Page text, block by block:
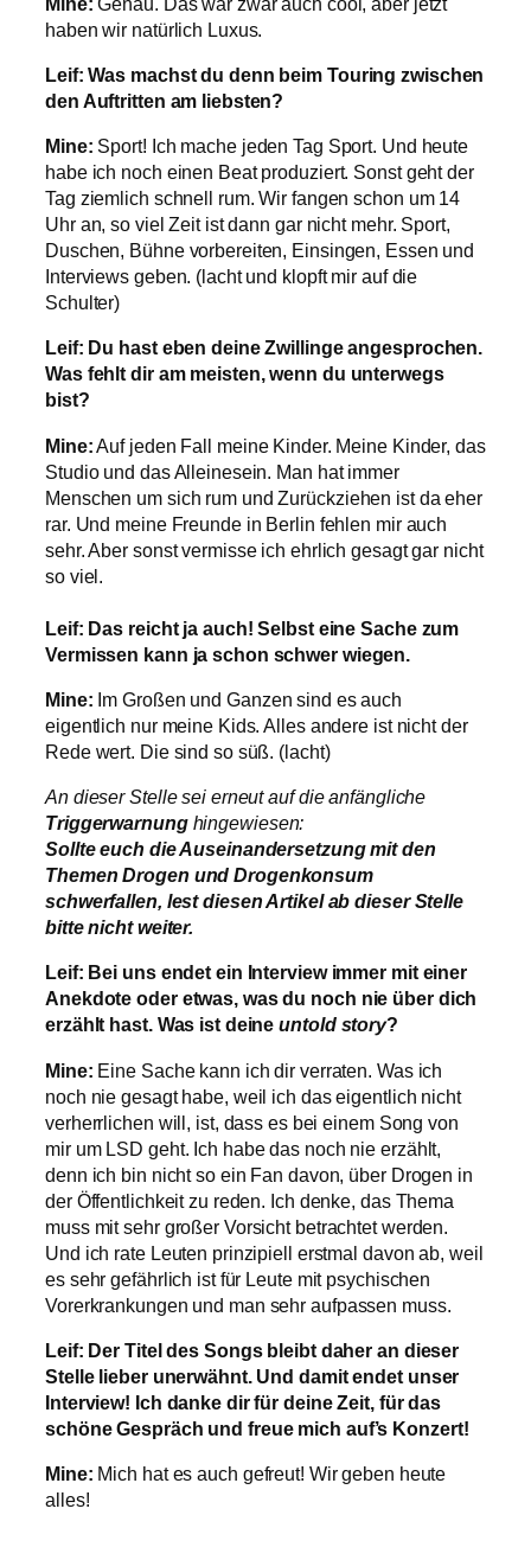
haben wir natürlich Luxus.
Leif: Was machst du denn beim Touring zwischen
den Auftritten am liebsten?
Mine: Sport! Ich mache jeden Tag Sport. Und heute
habe ich noch einen Beat produziert. Sonst geht der
Tag ziemlich schnell rum. Wir fangen schon um 14
Uhr an, so viel Zeit ist dann gar nicht mehr. Sport,
Duschen, Bühne vorbereiten, Einsingen, Essen und
Interviews geben. (lacht und klopft mir auf die
Schulter)
Leif: Du hast eben deine Zwillinge angesprochen.
Was fehlt dir am meisten, wenn du unterwegs
bist?
Mine:Auf jeden Fall meine Kinder. Meine Kinder, das
Studio und das Alleinesein. Man hat immer
Menschen um sich rum und Zurückziehen ist da eher
rar. Und meine Freunde in Berlin fehlen mir auch
sehr. Aber sonst vermisse ich ehrlich gesagt gar nicht
so viel.
Leif: Das reicht ja auch! Selbst eine Sache zum
Vermissen kann ja schon schwer wiegen.
Mine: Im Großen und Ganzen sind es auch
eigentlich nur meine Kids. Alles andere ist nicht der
Rede wert. Die sind so süß. (lacht)
An dieser Stelle sei erneut auf die anfängliche
Triggerwarnunghingewiesen:
Sollte euch die Auseinandersetzung mit den
Themen Drogen und Drogenkonsum
schwerfallen, lest diesen Artikel ab dieser Stelle
bitte nicht weiter.
Leif: Bei uns endet ein Interview immer mit einer
Anekdote oder etwas, was du noch nie über dich
erzählt hast. Was ist deineuntold story?
Mine: Eine Sache kann ich dir verraten. Was ich
noch nie gesagt habe, weil ich das eigentlich nicht
verherrlichen will, ist, dass es bei einem Song von
mir um LSD geht. Ich habe das noch nie erzählt,
denn ich bin nicht so ein Fan davon, über Drogen in
der Öffentlichkeit zu reden. Ich denke, das Thema
muss mit sehr großer Vorsicht betrachtet werden.
Und ich rate Leuten prinzipiell erstmal davon ab, weil
es sehr gefährlich ist für Leute mit psychischen
Vorerkrankungen und man sehr aufpassen muss.
Leif: Der Titel des Songs bleibt daher an dieser
Stelle lieber unerwähnt. Und damit endet unser
Interview! Ich danke dir für deine Zeit, für das
schöne Gespräch und freue mich auf’s Konzert!
Mine: Mich hat es auch gefreut! Wir geben heute
alles!